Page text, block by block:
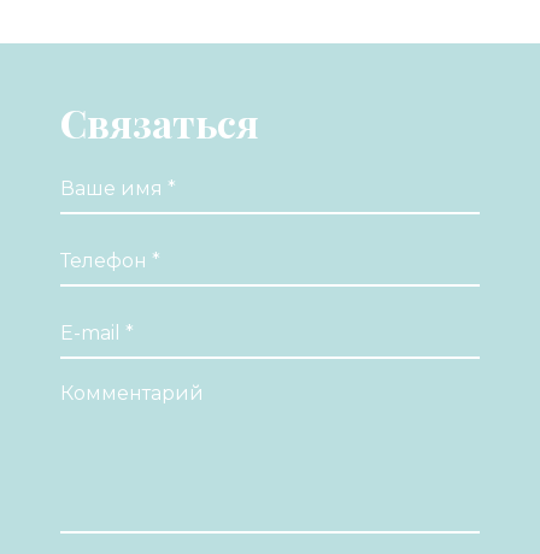
Связаться